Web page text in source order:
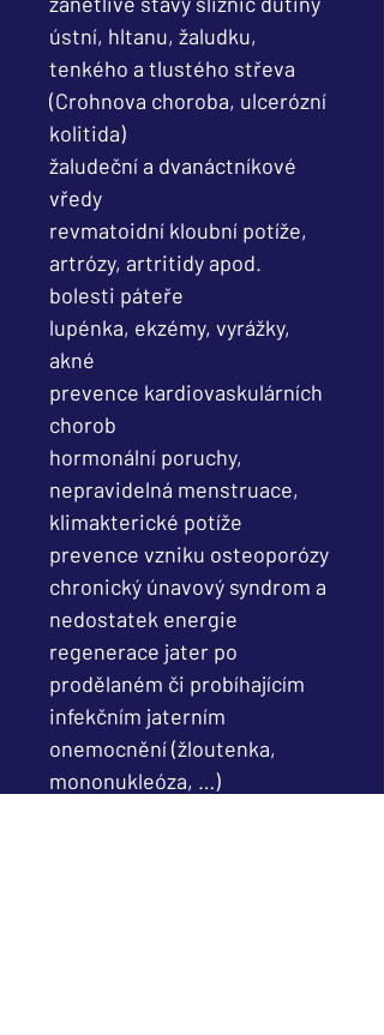
ústní, hltanu, žaludku,
tenkého a tlustého střeva
(Crohnova choroba, ulcerózní
kolitida)
žaludeční a dvanáctníkové
vředy
revmatoidní kloubní potíže,
artrózy, artritidy apod.
bolesti páteře
lupénka, ekzémy, vyrážky,
akné
prevence kardiovaskulárních
chorob
hormonální poruchy,
nepravidelná menstruace,
klimakterické potíže
prevence vzniku osteoporózy
chronický únavový syndrom a
nedostatek energie
regenerace jater po
prodělaném či probíhajícím
infekčním jaterním
onemocnění (žloutenka,
mononukleóza, …)